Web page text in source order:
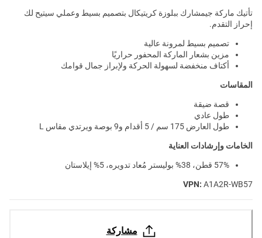
تأتيك ماركة جيمشارك ببلوزة كريتيكال بتصميم بسيط وعملي سيتيح لك
إحراز التقدم.
تصميم بسيط لمرونة عالية
مزين بشعار الماركة المحفور حراريًا
أكتاف منخفضة لسهولة الحركة ولإبراز جمال قوامك
المقاسات
قصة ضيقة
طول عادي
طول العارض 175 سم / 5 أقدام و9 بوصة ويرتدي مقاس L
الخامات وإرشادات العناية
57% قطن، 38% بوليستر مُعاد تدويره، 5% إيلاستان
VPN: A1A2R-WB57
مشاركة